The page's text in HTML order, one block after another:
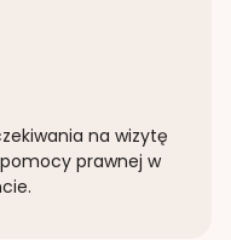
na wizytę
prawnej w